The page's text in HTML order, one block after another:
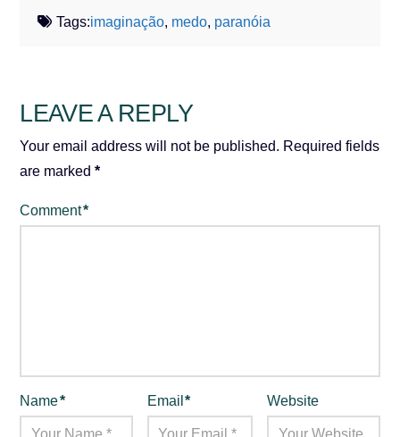
Tags:imaginação, medo, paranóia
LEAVE A REPLY
Your email address will not be published. Required fields
are marked*
Comment*
Name* Email* Website